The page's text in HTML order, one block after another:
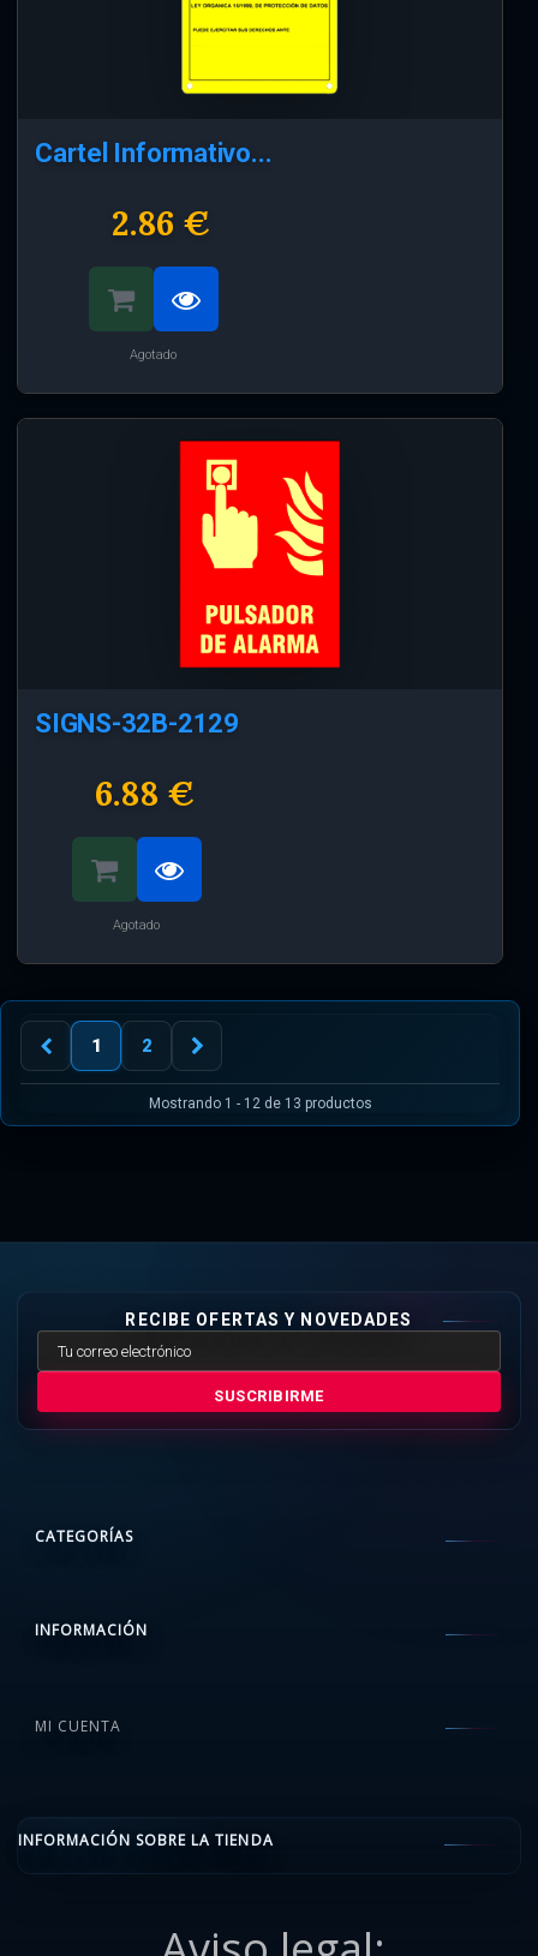
Cartel Informativo...
2.86 €
Agotado
SIGNS-32B-2129
6.88 €
Agotado
1 2
Mostrando 1 - 12 de 13 productos
RECIBE OFERTAS Y NOVEDADES
SUSCRIBIRME
CATEGORÍAS
INFORMACIÓN
MI CUENTA
INFORMACIÓN SOBRE LA TIENDA